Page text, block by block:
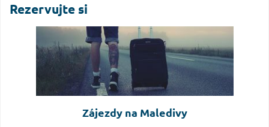
Rezervujte si
Zájezdy na Maledivy